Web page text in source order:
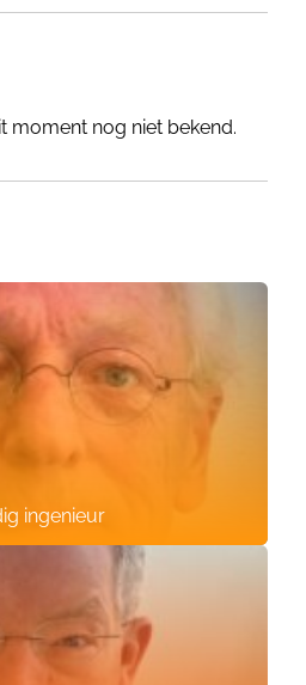
moment nog niet bekend.
ingenieur